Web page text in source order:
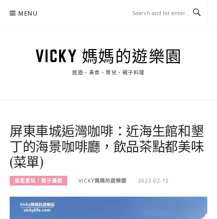
MENU
VICKY 媽媽的遊樂園
旅遊、美食、育兒、親子料理
屏東車城逅灣咖啡：近海生館和墾
丁的海景咖啡廳，飲品茶點都美味
(菜單)
就是愛玩︱親子優遊 VICKY媽媽的遊樂園 2023-02-15